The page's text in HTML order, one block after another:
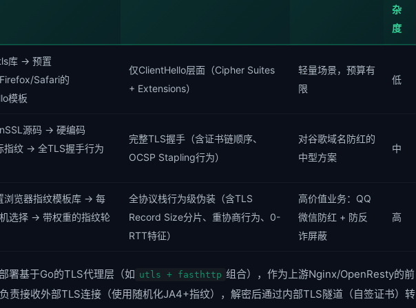
杂
度
库 → 预置
Safari的
模板
仅ClientHello层面（Cipher Suites
+ Extensions）
轻量场景，预算有
限
低
源码 → 硬编码
指纹 → 全TLS握手行为
完整TLS握手（含证书链顺序、
OCSP Stapling行为）
对谷歌域名防红的
中型方案
中
浏览器指纹模板库 → 每
选择 → 带权重的指纹轮
全协议栈行为级伪装（含TLS
Record Size分片、重协商行为、0-
RTT特征）
高价值业务：QQ
微信防红 + 防反
诈屏蔽
高
署基于Go的TLS代理层（如 utls + fasthttp 组合），作为上游Nginx/OpenResty的前
责接收外部TLS连接（使用随机化JA4+指纹），解密后通过内部TLS隧道（自签证书）转